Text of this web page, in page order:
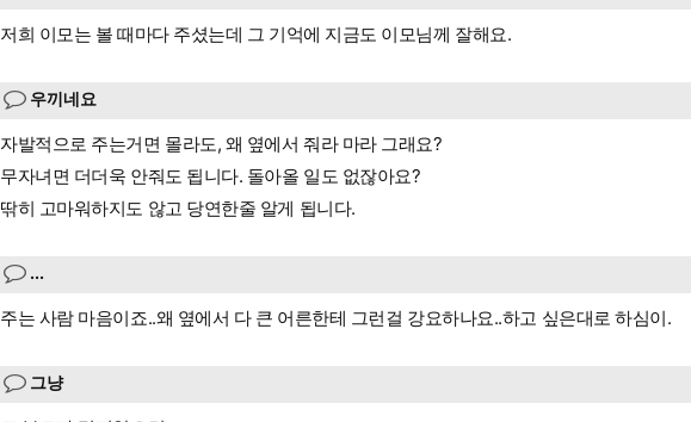
저희 이모는 볼 때마다 주셨는데 그 기억에 지금도 이모님께 잘해요.
우끼네요
자발적으로 주는거면 몰라도, 왜 옆에서 줘라 마라 그래요?
무자녀면 더더욱 안줘도 됩니다. 돌아올 일도 없잖아요?
딲히 고마워하지도 않고 당연한줄 알게 됩니다.
...
주는 사람 마음이죠..왜 옆에서 다 큰 어른한테 그런걸 강요하나요..하고 싶은대로 하심이.
그냥